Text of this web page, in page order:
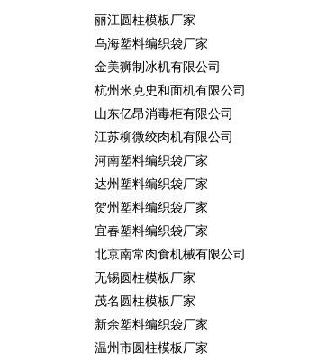
丽江圆柱模板厂家
乌海塑料编织袋厂家
金美狮制冰机有限公司
杭州米克史和面机有限公司
山东亿昂消毒柜有限公司
江苏柳微绞肉机有限公司
河南塑料编织袋厂家
达州塑料编织袋厂家
贺州塑料编织袋厂家
宜春塑料编织袋厂家
北京南常肉食机械有限公司
无锡圆柱模板厂家
茂名圆柱模板厂家
新余塑料编织袋厂家
温州市圆柱模板厂家